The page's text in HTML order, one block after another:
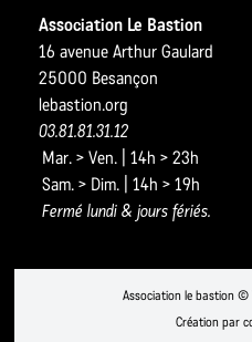
Association Le Bastion
16 avenue Arthur Gaulard
25000 Besançon
lebastion.org
03.81.81.31.12
Mar. > Ven. | 14h > 23h
Sam. > Dim. | 14h > 19h
Fermé lundi & jours fériés.
Association le bastion ©
Création par